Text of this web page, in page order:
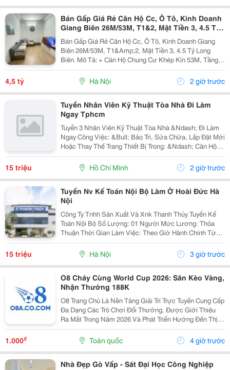
Bán Gấp Giá Rẻ Căn Hộ Cc, Ô Tô, Kinh Doanh
Giang Biên 26M/53M, T1&2, Mặt Tiền 3, 4.5 Tỷ
Long Biên.
Bán Gấp Giá Rẻ Căn Hộ Cc, Ô Tô, Kinh Doanh Giang
Biên 26M/53M, T1&Amp;2, Mặt Tiền 3, 4.5 Tỷ Long
Biên. Mô Tả: + Căn Hộ Chung Cư Khép Kín 53M, Tầng 1
Và 2 Đế Căn Hộ Chung Cư, Đất Sổ Đỏ Lâu Dài. + Kinh
Doanh Bất Chấp Các Loại Hình, Quỹ Đất Rộng...
4,5 tỷ Hà Nội 2 giờ trước
Tuyển Nhân Viên Kỹ Thuật Tòa Nhà Đi Làm
Ngay Tphcm
Tuyển 3 Nhân Viên Kỹ Thuật Tòa Nhà &Ndash; Đi Làm
Ngay Công Việc: &Bull; Bảo Trì, Sửa Chữa, Lắp Đặt Mới
Hoặc Thay Thế Trang Thiết Bị Trong: &Ndash; Căn Hộ
Dịch Vụ &Ndash; Nhà Trọ, Chung Cư Mini &Bull; Kiểm
Tra Và Xử Lý Sự Cố Phát Sinh...
15 triệu Hồ Chí Minh 2 giờ trước
Tuyển Nv Kế Toán Nội Bộ Làm Ở Hoài Đức Hà
Nội
Công Ty Tnhh Sản Xuất Và Xnk Thanh Thủy Tuyển Kế
Toán Nội Bộ Số Lượng: 01 Người Mức Lương: Thỏa
Thuận Thời Gian Làm Việc: Theo Giờ Hành Chính Từ
Thứ 2 Đến Thứ 7. Nội Dung Công Việc: - Làm Hợp Đồng
Mua Bán, Tính Lương Nhân Viên, Hợp...
15 triệu Hà Nội 3 giờ trước
O8 Cháy Cùng World Cup 2026: Săn Kèo Vàng,
Nhận Thưởng 188K
O8 Trang Chủ Là Nền Tảng Giải Trí Trực Tuyến Cung Cấp
Đa Dạng Các Trò Chơi Đổi Thưởng, Được Giới Thiệu
Ra Mắt Trong Năm 2026 Và Phát Triển Hướng Đến Thị
Trường Châu Á. Theo Thông Tin Từ Nền Tảng, O8 Hoạt
Động Theo Các Tiêu Chuẩn Áp Dụng Trong Lĩnh...
1.000₫ Toàn quốc 4 giờ trước
Nhà Đẹp Gò Vấp - Sát Đại Học Công Nghiệp